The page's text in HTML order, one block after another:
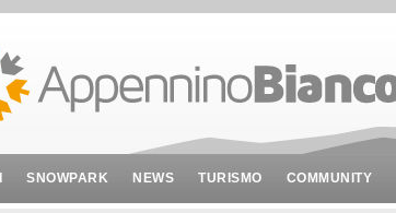
SNOWPARK NEWS TURISMO COMMUNITY